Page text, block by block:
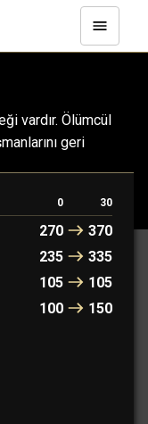
vardır. Ölümcül
geri
0 30
270
370
235
335
105
105
100 150